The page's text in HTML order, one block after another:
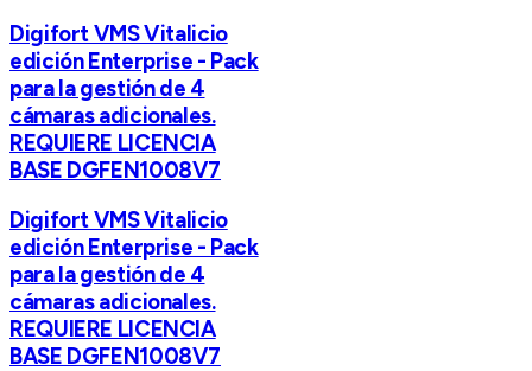
Digifort VMS Vitalicio
edición Enterprise - Pack
para la gestión de 4
cámaras adicionales.
REQUIERE LICENCIA
BASE DGFEN1008V7
Digifort VMS Vitalicio
edición Enterprise - Pack
para la gestión de 4
cámaras adicionales.
REQUIERE LICENCIA
BASE DGFEN1008V7